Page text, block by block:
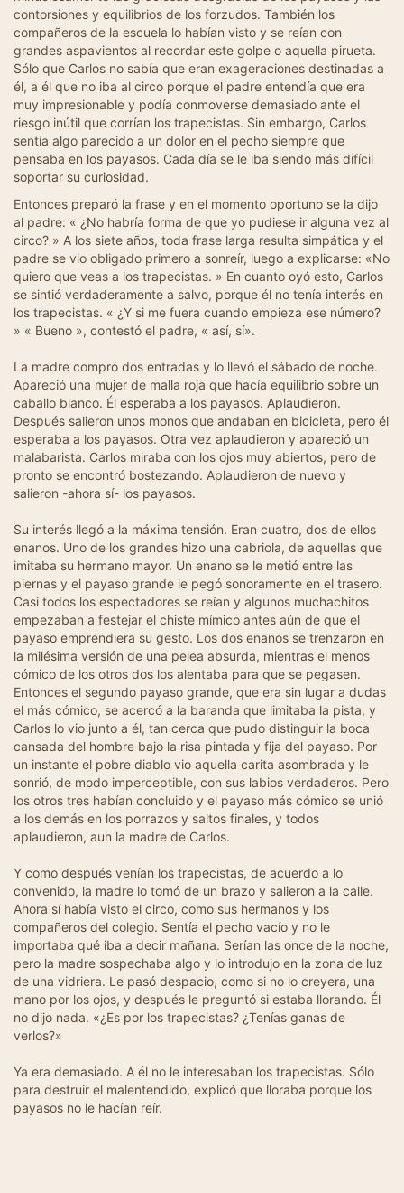
contorsiones y equilibrios de los forzudos. También los
compañeros de la escuela lo habían visto y se reían con
grandes aspavientos al recordar este golpe o aquella pirueta.
Sólo que Carlos no sabía que eran exageraciones destinadas a
él, a él que no iba al circo porque el padre entendía que era
muy impresionable y podía conmoverse demasiado ante el
riesgo inútil que corrían los trapecistas. Sin embargo, Carlos
sentía algo parecido a un dolor en el pecho siempre que
pensaba en los payasos. Cada día se le iba siendo más difícil
soportar su curiosidad.
Entonces preparó la frase y en el momento oportuno se la dijo
al padre: « ¿No habría forma de que yo pudiese ir alguna vez al
circo? » A los siete años, toda frase larga resulta simpática y el
padre se vio obligado primero a sonreír, luego a explicarse: «No
quiero que veas a los trapecistas. » En cuanto oyó esto, Carlos
se sintió verdaderamente a salvo, porque él no tenía interés en
los trapecistas. « ¿Y si me fuera cuando empieza ese número?
» « Bueno », contestó el padre, « así, sí».
La madre compró dos entradas y lo llevó el sábado de noche.
Apareció una mujer de malla roja que hacía equilibrio sobre un
caballo blanco. Él esperaba a los payasos. Aplaudieron.
Después salieron unos monos que andaban en bicicleta, pero él
esperaba a los payasos. Otra vez aplaudieron y apareció un
malabarista. Carlos miraba con los ojos muy abiertos, pero de
pronto se encontró bostezando. Aplaudieron de nuevo y
salieron -ahora sí- los payasos.
Su interés llegó a la máxima tensión. Eran cuatro, dos de ellos
enanos. Uno de los grandes hizo una cabriola, de aquellas que
imitaba su hermano mayor. Un enano se le metió entre las
piernas y el payaso grande le pegó sonoramente en el trasero.
Casi todos los espectadores se reían y algunos muchachitos
empezaban a festejar el chiste mímico antes aún de que el
payaso emprendiera su gesto. Los dos enanos se trenzaron en
la milésima versión de una pelea absurda, mientras el menos
cómico de los otros dos los alentaba para que se pegasen.
Entonces el segundo payaso grande, que era sin lugar a dudas
el más cómico, se acercó a la baranda que limitaba la pista, y
Carlos lo vio junto a él, tan cerca que pudo distinguir la boca
cansada del hombre bajo la risa pintada y fija del payaso. Por
un instante el pobre diablo vio aquella carita asombrada y le
sonrió, de modo imperceptible, con sus labios verdaderos. Pero
los otros tres habían concluido y el payaso más cómico se unió
a los demás en los porrazos y saltos finales, y todos
aplaudieron, aun la madre de Carlos.
Y como después venían los trapecistas, de acuerdo a lo
convenido, la madre lo tomó de un brazo y salieron a la calle.
Ahora sí había visto el circo, como sus hermanos y los
compañeros del colegio. Sentía el pecho vacío y no le
importaba qué iba a decir mañana. Serían las once de la noche,
pero la madre sospechaba algo y lo introdujo en la zona de luz
de una vidriera. Le pasó despacio, como si no lo creyera, una
mano por los ojos, y después le preguntó si estaba llorando. Él
no dijo nada. «¿Es por los trapecistas? ¿Tenías ganas de
verlos?»
Ya era demasiado. A él no le interesaban los trapecistas. Sólo
para destruir el malentendido, explicó que lloraba porque los
payasos no le hacían reír.